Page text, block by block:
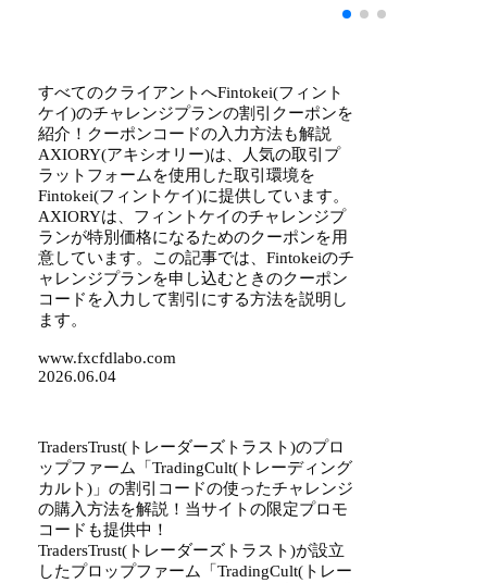
すべてのクライアントへFintokei(フィント
ケイ)のチャレンジプランの割引クーポンを
紹介！クーポンコードの入力方法も解説
AXIORY(アキシオリー)は、人気の取引プ
ラットフォームを使用した取引環境を
Fintokei(フィントケイ)に提供しています。
AXIORYは、フィントケイのチャレンジプ
ランが特別価格になるためのクーポンを用
意しています。この記事では、Fintokeiのチ
ャレンジプランを申し込むときのクーポン
コードを入力して割引にする方法を説明し
ます。
www.fxcfdlabo.com
2026.06.04
TradersTrust(トレーダーズトラスト)のプロ
ップファーム「TradingCult(トレーディング
カルト)」の割引コードの使ったチャレンジ
の購入方法を解説！当サイトの限定プロモ
コードも提供中！
TradersTrust(トレーダーズトラスト)が設立
したプロップファーム「TradingCult(トレー